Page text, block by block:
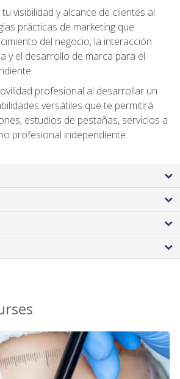
visibilidad y alcance de clientes al
prácticas de marketing que
del negocio, la interacción
y el desarrollo de marca para el
profesional al desarrollar un
versátiles que te permitirá
estudios de pestañas, servicios a
profesional independiente.